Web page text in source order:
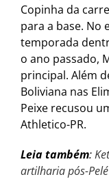
Copinha da
para a base. No
temporada
o ano passado,
principal. Além
Boliviana nas
Peixe recusou
Athletico-PR.
Leia também:
artilharia pós-